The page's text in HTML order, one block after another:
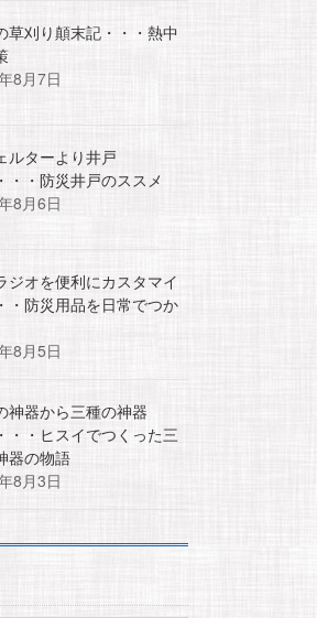
草刈り顛末記・・・熱中
8月7日
ルターより井戸
・・防災井戸のススメ
8月6日
ジオを便利にカスタマイ
・防災用品を日常でつか
8月5日
神器から三種の神器
・・ヒスイでつくった三
器の物語
8月3日